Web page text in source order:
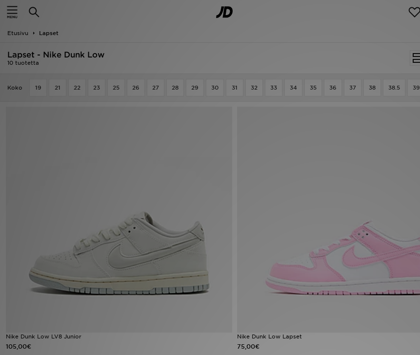
Etusivu Lapset
Lapset - Nike Dunk Low
10 tuotetta
Koko 19 21 22 23 25 26 27 28 29 30 31 32 33 34 35 36 37 38 38.5 39
Nike Dunk Low LV8 Junior
105,00€
Nike Dunk Low Lapset
75,00€
Etusivu
Uutuudet
Minun JD